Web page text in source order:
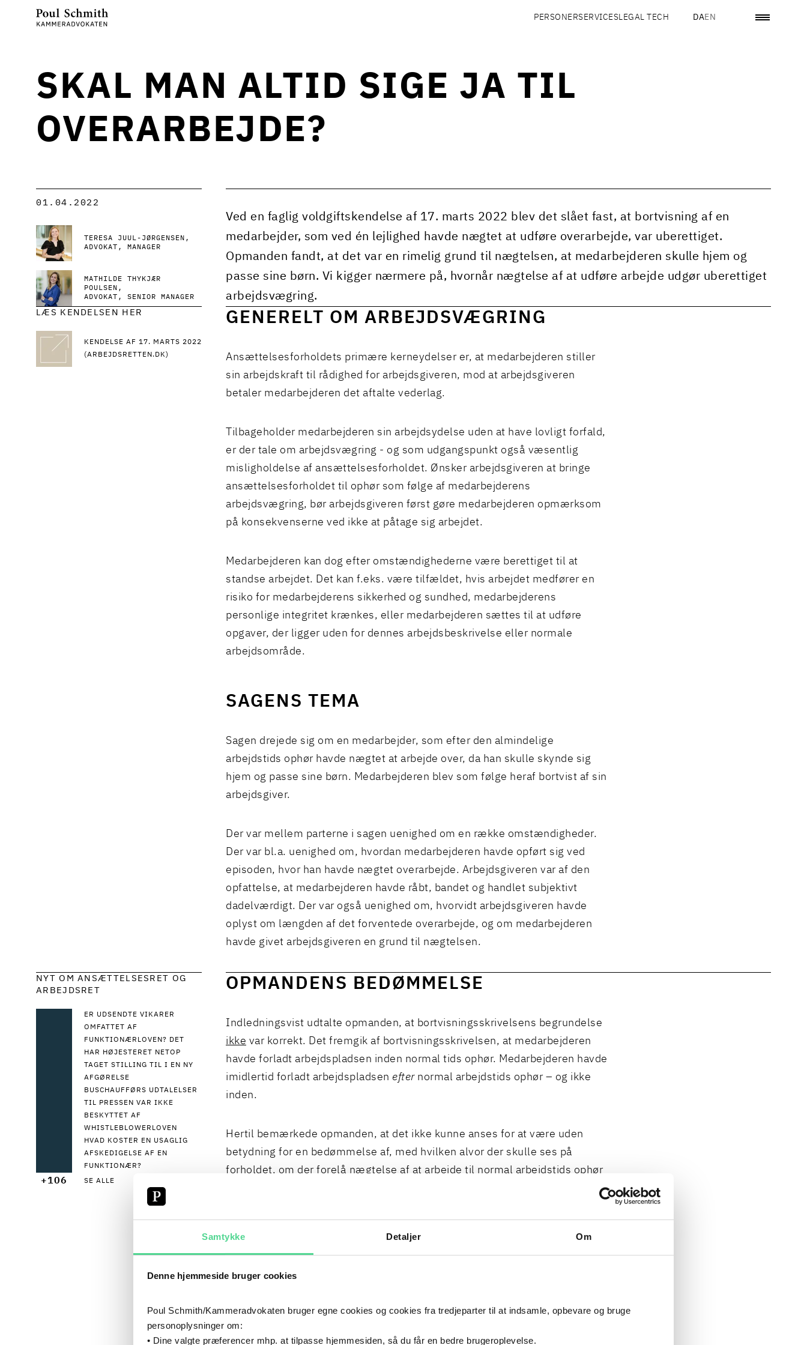
Samtykke Detaljer Om
Denne hjemmeside bruger cookies
Poul Schmith/Kammeradvokaten bruger egne cookies og cookies fra tredjeparter til at indsamle, opbevare og bruge
personoplysninger om:
• Dine valgte præferencer mhp. at tilpasse hjemmesiden, så du får en bedre brugeroplevelse.
PERSONERSERVICESLEGAL TECH DAEN
SKAL MAN ALTID SIGE JA TIL
OVERARBEJDE?
01.04.2022
TERESA JUUL-JØRGENSEN
ADVOKAT, MANAGER
MATHILDE THYKJÆR
POULSEN
ADVOKAT, SENIOR MANAGER
Ved en faglig voldgiftskendelse af 17. marts 2022 blev det slået fast, at bortvisning af en
medarbejder, som ved én lejlighed havde nægtet at udføre overarbejde, var uberettiget.
Opmanden fandt, at det var en rimelig grund til nægtelsen, at medarbejderen skulle hjem og
passe sine børn. Vi kigger nærmere på, hvornår nægtelse af at udføre arbejde udgør uberettiget
arbejdsvægring.
LÆS KENDELSEN HER
KENDELSE AF 17. MARTS 2022
(ARBEJDSRETTEN.DK)
GENERELT OM ARBEJDSVÆGRING
Ansættelsesforholdets primære kerneydelser er, at medarbejderen stiller
sin arbejdskraft til rådighed for arbejdsgiveren, mod at arbejdsgiveren
betaler medarbejderen det aftalte vederlag.
Tilbageholder medarbejderen sin arbejdsydelse uden at have lovligt forfald,
er der tale om arbejdsvægring - og som udgangspunkt også væsentlig
misligholdelse af ansættelsesforholdet. Ønsker arbejdsgiveren at bringe
ansættelsesforholdet til ophør som følge af medarbejderens
arbejdsvægring, bør arbejdsgiveren først gøre medarbejderen opmærksom
på konsekvenserne ved ikke at påtage sig arbejdet.
Medarbejderen kan dog efter omstændighederne være berettiget til at
standse arbejdet. Det kan f.eks. være tilfældet, hvis arbejdet medfører en
risiko for medarbejderens sikkerhed og sundhed, medarbejderens
personlige integritet krænkes, eller medarbejderen sættes til at udføre
opgaver, der ligger uden for dennes arbejdsbeskrivelse eller normale
arbejdsområde.
SAGENS TEMA
Sagen drejede sig om en medarbejder, som efter den almindelige
arbejdstids ophør havde nægtet at arbejde over, da han skulle skynde sig
hjem og passe sine børn. Medarbejderen blev som følge heraf bortvist af sin
arbejdsgiver.
Der var mellem parterne i sagen uenighed om en række omstændigheder.
Der var bl.a. uenighed om, hvordan medarbejderen havde opført sig ved
episoden, hvor han havde nægtet overarbejde. Arbejdsgiveren var af den
opfattelse, at medarbejderen havde råbt, bandet og handlet subjektivt
dadelværdigt. Der var også uenighed om, hvorvidt arbejdsgiveren havde
oplyst om længden af det forventede overarbejde, og om medarbejderen
havde givet arbejdsgiveren en grund til nægtelsen.
NYT OM ANSÆTTELSESRET OG
ARBEJDSRET
ER UDSENDTE VIKARER
OMFATTET AF
FUNKTIONÆRLOVEN? DET
HAR HØJESTERET NETOP
TAGET STILLING TIL I EN NY
AFGØRELSE
BUSCHAUFFØRS UDTALELSER
TIL PRESSEN VAR IKKE
BESKYTTET AF
WHISTLEBLOWERLOVEN
HVAD KOSTER EN USAGLIG
AFSKEDIGELSE AF EN
FUNKTIONÆR?
+106 SE ALLE
OPMANDENS BEDØMMELSE
Indledningsvist udtalte opmanden, at bortvisningsskrivelsens begrundelse
ikke var korrekt. Det fremgik af bortvisningsskrivelsen, at medarbejderen
havde forladt arbejdspladsen inden normal tids ophør. Medarbejderen havde
imidlertid forladt arbejdspladsen efternormal arbejdstids ophør – og ikke
inden.
Hertil bemærkede opmanden, at det ikke kunne anses for at være uden
betydning for en bedømmelse af, med hvilken alvor der skulle ses på
forholdet, om der forelå nægtelse af at arbejde til normal arbejdstids ophør
Opmanden udtalte endvidere, at en overarbejdsvægring efter arbejdsretlig
herunder i børnepasning. Opmanden lagde herefter til grund, at
hjem og passe sine børn og derfor ikke kunne påtage sig overarbejde akut
og uden angivelse af varighed. Opmanden tillagde det i den forbindelse